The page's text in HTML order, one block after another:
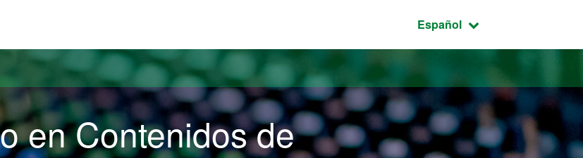
Idioma seleccionado:
Español
en Contenidos de